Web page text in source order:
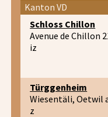
Kanton VD
Schloss Chillon
Avenue de Chillon
iz
Türggenheim
Wiesentäli, Oetwil
z